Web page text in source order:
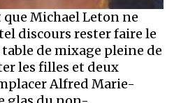
Michael Leton ne
discours rester faire le
de mixage pleine de
les filles et deux
Alfred Marie-